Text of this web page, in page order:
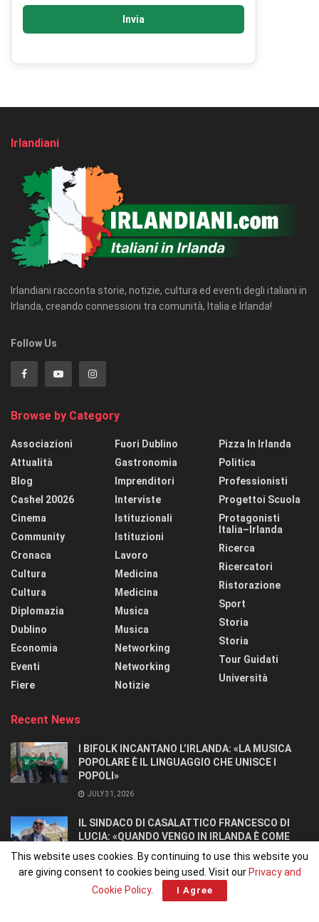
Invia
Irlandiani
Irlandiani racconta storie, notizie, cultura ed eventi degli italiani in
Irlanda, creando connessioni tra comunità, Italia e Irlanda!
Follow Us
Browse by Category
Associazioni
Attualità
Blog
Cashel 20026
Cinema
Community
Cronaca
Cultura
Cultura
Diplomazia
Dublino
Economia
Eventi
Fiere
Fuori Dublino
Gastronomia
Imprenditori
Interviste
Istituzionali
Istituzioni
Lavoro
Medicina
Medicina
Musica
Musica
Networking
Networking
Notizie
Pizza In Irlanda
Politica
Professionisti
Progettoi Scuola
Protagonisti
Italia–Irlanda
Ricerca
Ricercatori
Ristorazione
Sport
Storia
Storia
Tour Guidati
Università
Recent News
I BIFOLK INCANTANO L’IRLANDA: «LA MUSICA
POPOLARE È IL LINGUAGGIO CHE UNISCE I
POPOLI»
JULY 31, 2026
IL SINDACO DI CASALATTICO FRANCESCO DI
LUCIA: «QUANDO VENGO IN IRLANDA È COME
TORNARE A CASA».
JULY 27, 2026
This website uses cookies. By continuing to use this website you
are giving consent to cookies being used. Visit our Privacy and
Cookie Policy. I Agree